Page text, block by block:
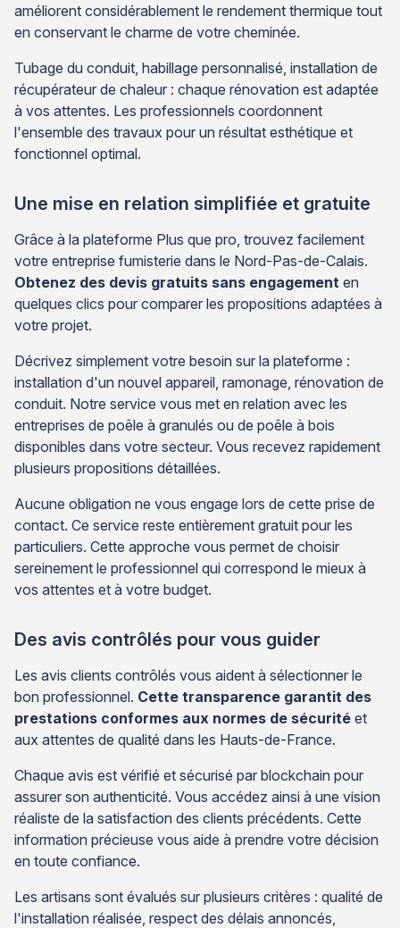
améliorent considérablement le rendement thermique tout
en conservant le charme de votre cheminée.
Tubage du conduit, habillage personnalisé, installation de
récupérateur de chaleur : chaque rénovation est adaptée
à vos attentes. Les professionnels coordonnent
l'ensemble des travaux pour un résultat esthétique et
fonctionnel optimal.
Une mise en relation simplifiée et gratuite
Grâce à la plateforme Plus que pro, trouvez facilement
votre entreprise fumisterie dans le Nord-Pas-de-Calais.
Obtenez des devis gratuits sans engagement en
quelques clics pour comparer les propositions adaptées à
votre projet.
Décrivez simplement votre besoin sur la plateforme :
installation d'un nouvel appareil, ramonage, rénovation de
conduit. Notre service vous met en relation avec les
entreprises de poêle à granulés ou de poêle à bois
disponibles dans votre secteur. Vous recevez rapidement
plusieurs propositions détaillées.
Aucune obligation ne vous engage lors de cette prise de
contact. Ce service reste entièrement gratuit pour les
particuliers. Cette approche vous permet de choisir
sereinement le professionnel qui correspond le mieux à
vos attentes et à votre budget.
Des avis contrôlés pour vous guider
Les avis clients contrôlés vous aident à sélectionner le
bon professionnel. Cette transparence garantit des
prestations conformes aux normes de sécurité et
aux attentes de qualité dans les Hauts-de-France.
Chaque avis est vérifié et sécurisé par blockchain pour
assurer son authenticité. Vous accédez ainsi à une vision
réaliste de la satisfaction des clients précédents. Cette
information précieuse vous aide à prendre votre décision
en toute confiance.
Les artisans sont évalués sur plusieurs critères : qualité de
l'installation réalisée, respect des délais annoncés,